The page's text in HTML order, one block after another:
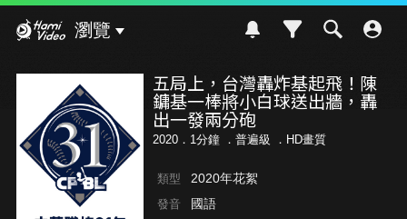
瀏覽
五局上，台灣轟炸基起飛！陳
鏞基一棒將小白球送出牆，轟
出一發兩分砲
2020．1分鐘 ． 普遍級 ．HD畫質
類型 2020年花絮
發音 國語